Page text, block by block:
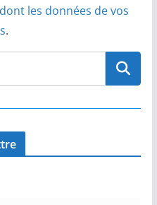
les données de vos
.